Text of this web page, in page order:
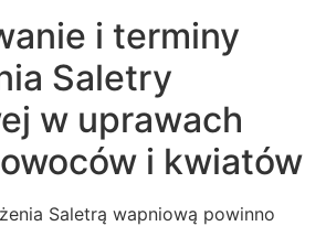
i terminy
Saletry
w uprawach
i kwiatów
Saletrą wapniową powinno